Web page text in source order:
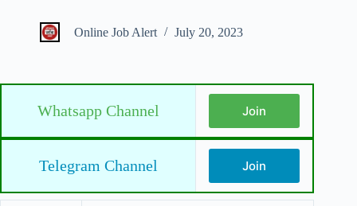
Online Job Alert July 20, 2023
Whatsapp Channel Join
Telegram Channel Join